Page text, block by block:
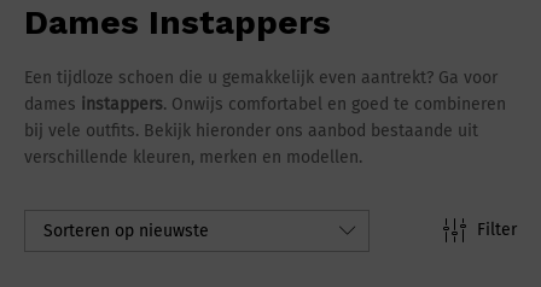
Dames Instappers
Een tijdloze schoen die u gemakkelijk even aantrekt? Ga voor
dames instappers. Onwijs comfortabel en goed te combineren
bij vele outfits. Bekijk hieronder ons aanbod bestaande uit
verschillende kleuren, merken en modellen.
Filter
Sorteren op nieuwste